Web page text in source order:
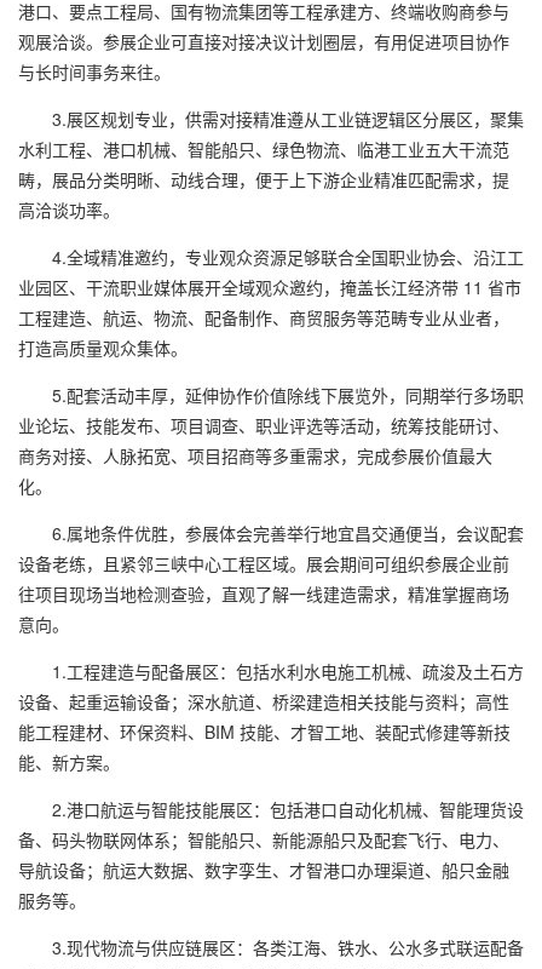
港口、要点工程局、国有物流集团等工程承建方、终端收购商参与
观展洽谈。参展企业可直接对接决议计划圈层，有用促进项目协作
与长时间事务来往。
3.展区规划专业，供需对接精准遵从工业链逻辑区分展区，聚集
水利工程、港口机械、智能船只、绿色物流、临港工业五大干流范
畴，展品分类明晰、动线合理，便于上下游企业精准匹配需求，提
高洽谈功率。
4.全域精准邀约，专业观众资源足够联合全国职业协会、沿江工
业园区、干流职业媒体展开全域观众邀约，掩盖长江经济带 11 省市
工程建造、航运、物流、配备制作、商贸服务等范畴专业从业者，
打造高质量观众集体。
5.配套活动丰厚，延伸协作价值除线下展览外，同期举行多场职
业论坛、技能发布、项目调查、职业评选等活动，统筹技能研讨、
商务对接、人脉拓宽、项目招商等多重需求，完成参展价值最大
化。
6.属地条件优胜，参展体会完善举行地宜昌交通便当，会议配套
设备老练，且紧邻三峡中心工程区域。展会期间可组织参展企业前
往项目现场当地检测查验，直观了解一线建造需求，精准掌握商场
意向。
1.工程建造与配备展区：包括水利水电施工机械、疏浚及土石方
设备、起重运输设备；深水航道、桥梁建造相关技能与资料；高性
能工程建材、环保资料、BIM 技能、才智工地、装配式修建等新技
能、新方案。
2.港口航运与智能技能展区：包括港口自动化机械、智能理货设
备、码头物联网体系；智能船只、新能源船只及配套飞行、电力、
导航设备；航运大数据、数字孪生、才智港口办理渠道、船只金融
服务等。
3.现代物流与供应链展区：各类江海、铁水、公水多式联运配备